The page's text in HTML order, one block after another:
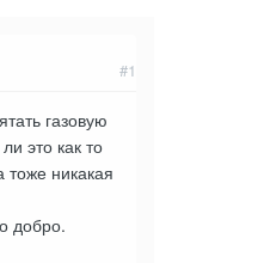
#1
газовую
это как то
тоже никакая
добро.